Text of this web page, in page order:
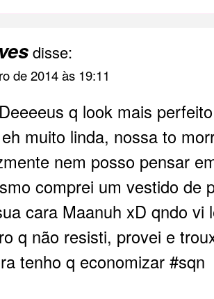
disse:
de 2014 às 19:11
q look mais
muito linda, nossa to
nem posso pensar
comprei um vestido de
cara Maanuh xD qndo vi
q não resisti, provei e
tenho q economizar #sqn